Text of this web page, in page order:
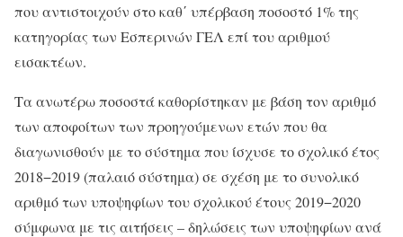
που αντιστοιχούν στο καθ΄ υπέρβαση ποσοστό 1% της
κατηγορίας των Εσπερινών ΓΕΛ επί του αριθμού
εισακτέων.
Τα ανωτέρω ποσοστά καθορίστηκαν με βάση τον αριθμό
των αποφοίτων των προηγούμενων ετών που θα
διαγωνισθούν με το σύστημα που ίσχυσε το σχολικό έτος
2018−2019 (παλαιό σύστημα) σε σχέση με το συνολικό
αριθμό των υποψηφίων του σχολικού έτους 2019−2020
σύμφωνα με τις αιτήσεις – δηλώσεις των υποψηφίων ανά